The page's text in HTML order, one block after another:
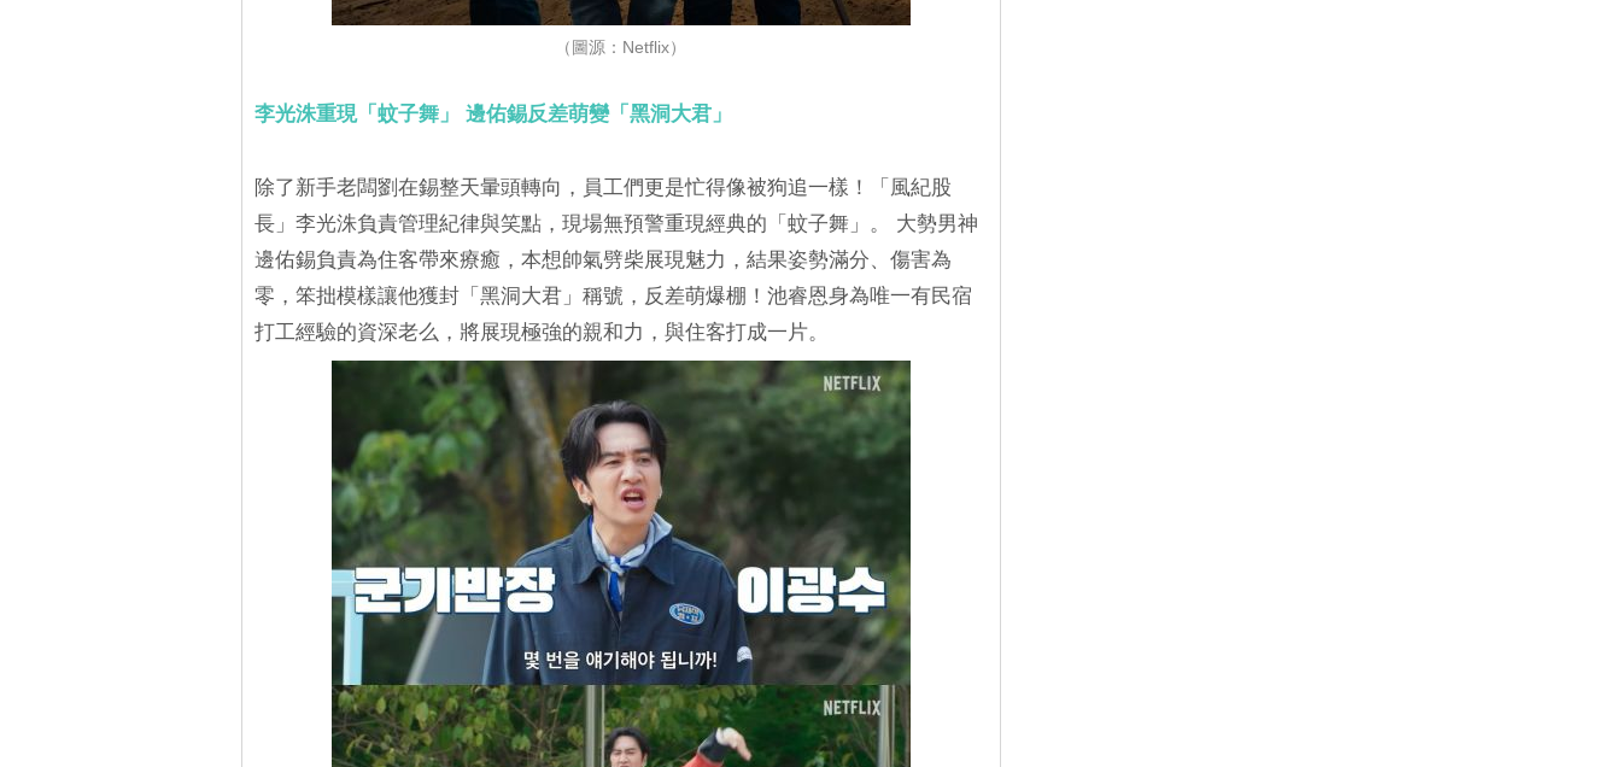
（圖源：Netflix）
李光洙重現「蚊子舞」 邊佑錫反差萌變「黑洞大君」
除了新手老闆劉在錫整天暈頭轉向，員工們更是忙得像被狗追一樣！「風紀股
長」李光洙負責管理紀律與笑點，現場無預警重現經典的「蚊子舞」。 大勢男神
邊佑錫負責為住客帶來療癒，本想帥氣劈柴展現魅力，結果姿勢滿分、傷害為
零，笨拙模樣讓他獲封「黑洞大君」稱號，反差萌爆棚！池睿恩身為唯一有民宿
打工經驗的資深老么，將展現極強的親和力，與住客打成一片。